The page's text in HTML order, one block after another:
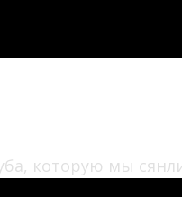
которую мы